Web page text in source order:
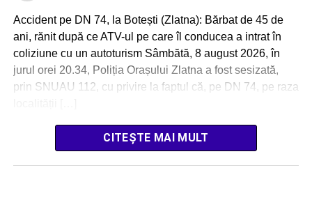
Accident pe DN 74, la Botești (Zlatna): Bărbat de 45 de
ani, rănit după ce ATV-ul pe care îl conducea a intrat în
coliziune cu un autoturism Sâmbătă, 8 august 2026, în
jurul orei 20.34, Poliția Orașului Zlatna a fost sesizată,
prin SNUAU 112, cu privire la faptul că, pe DN 74, pe raza
CITEȘTE MAI MULT